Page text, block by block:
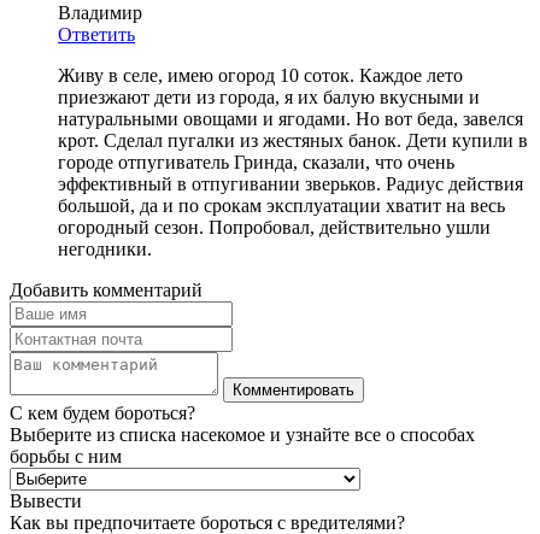
Владимир
Ответить
Живу в селе, имею огород 10 соток. Каждое лето
приезжают дети из города, я их балую вкусными и
натуральными овощами и ягодами. Но вот беда, завелся
крот. Сделал пугалки из жестяных банок. Дети купили в
городе отпугиватель Гринда, сказали, что очень
эффективный в отпугивании зверьков. Радиус действия
большой, да и по срокам эксплуатации хватит на весь
огородный сезон. Попробовал, действительно ушли
негодники.
Добавить комментарий
С кем будем бороться?
Выберите из списка насекомое и узнайте все о способах
борьбы с ним
Вывести
Как вы предпочитаете бороться с вредителями?